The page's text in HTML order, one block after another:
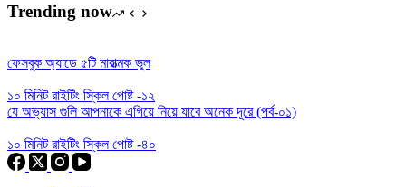
Trending now
ফেসবুক অ্যাডে ৫টি মারাত্মক ভুল
১০ মিনিট রাইটিং স্কিল পোষ্ট -১২
যে অভ্যাস গুলি আপনাকে এগিয়ে নিয়ে যাবে অনেক দূরে (পর্ব-০১)
১০ মিনিট রাইটিং স্কিল পোষ্ট -৪০